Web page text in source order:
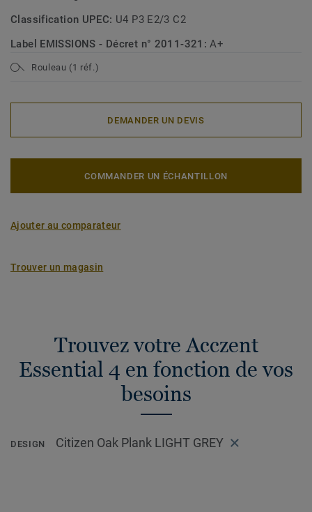
Classification UPEC: U4 P3 E2/3 C2
Label EMISSIONS - Décret n° 2011-321:A+
Rouleau (1 réf.)
DEMANDER UN DEVIS
COMMANDER UN ÉCHANTILLON
Ajouter au comparateur
Trouver un magasin
Trouvez votre Acczent
Essential 4 en fonction de vos
besoins
DESIGN Citizen Oak Plank LIGHT GREY